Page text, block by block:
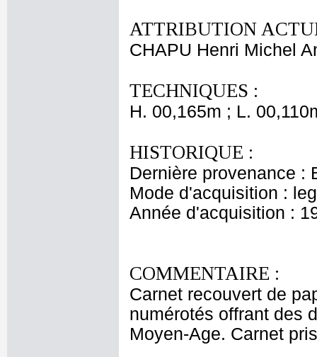
ATTRIBUTION
CHAPU Henri Michel
TECHNIQUES :
H. 00,165m ; L.
HISTORIQUE :
Dernière provenance :
Mode d'acquisition :
Année d'acquisition :
COMMENTAIRE :
Carnet recouvert de
numérotés offrant des
Moyen-Age. Carnet